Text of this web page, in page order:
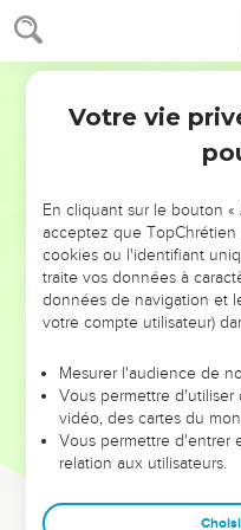
NE MANQUEZ
DE
ET SI LEURS ERREURS
leur foi ou leur vision. Mais
et les saisons difficiles
sont elles
Dans cette conférence,
clés pour avancer avec
Votre vie
En cliquant sur le bouton
acceptez que TopChrétien
cookies ou l'identifiant
traite vos données à
données de navigation et
votre compte utilisateur)
Mesurer l'audience de
Vous permettre d'utiliser
vidéo, des cartes du
Vous permettre d'entrer
relation aux utilisateurs.